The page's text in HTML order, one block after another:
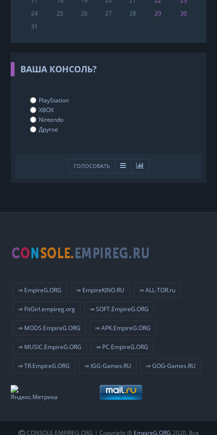
24
25 26 27 28 29
30
31
ВАША КОНСОЛЬ?
PlayStation
XBOX
Nintendo
Другое
ГОЛОСОВАТЬ
⇒ EmpireG.ORG ⇒ EmpireKINO.RU ⇒ ALL-TOR.ru
⇒ FitGirl.empireg.org ⇒ SOFT.EmpireG.ORG
⇒ MODS.EmpireG.ORG ⇒ APK.EmpireG.ORG
⇒ MUSIC.EmpireG.ORG ⇒ PC.EmpireG.ORG
⇒ TR.EmpireG.ORG ⇒ IGG-Games.RU ⇒ GOG-Games.RU
CONSOLE.EMPIREG.ORG | Copyright @ EmpireG.ORG 2020. Все